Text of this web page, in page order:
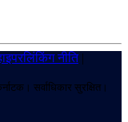
नीति|
सर्वाधिकार सुरक्षित।